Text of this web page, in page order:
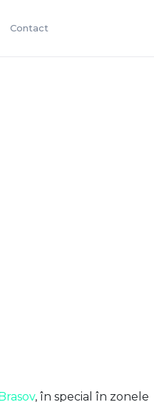
Contact
, în special în zonele